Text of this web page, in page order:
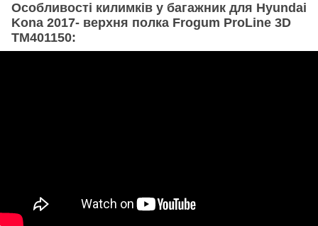
Особливості килимків у багажник для Hyundai
Kona 2017- верхня полка Frogum ProLine 3D
TM401150: